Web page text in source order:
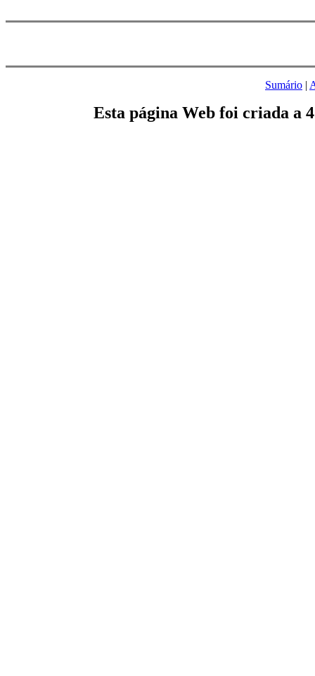
Sumário |
Esta página Web foi criada a